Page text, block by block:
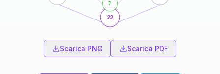
22
7
Scarica PNG Scarica PDF